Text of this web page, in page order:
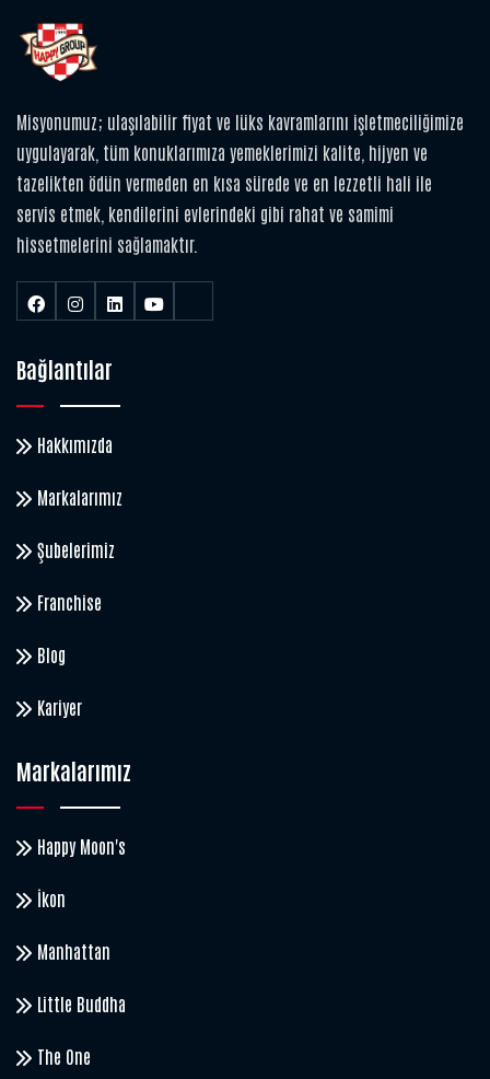
Misyonumuz; ulaşılabilir fiyat ve lüks kavramlarını işletmeciliğimize
uygulayarak, tüm konuklarımıza yemeklerimizi kalite, hijyen ve
tazelikten ödün vermeden en kısa sürede ve en lezzetli hali ile
servis etmek, kendilerini evlerindeki gibi rahat ve samimi
hissetmelerini sağlamaktır.
Bağlantılar
Hakkımızda
Markalarımız
Şubelerimiz
Franchise
Blog
Kariyer
Markalarımız
Happy Moon's
İkon
Manhattan
Little Buddha
The One